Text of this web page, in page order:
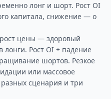
лонг и шорт. Рост OI
капитала, снижение — о
цены — здоровый
лонги. Рост OI + падение
шортов. Резкое
или массовое
сценария и три